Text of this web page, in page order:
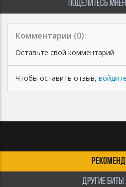
ПОДЕЛИТЕСЬ
Комментарии (0):
Оставьте свой комментарий
Чтобы оставить отзыв, войдите
ДРУГИЕ БИТЫ